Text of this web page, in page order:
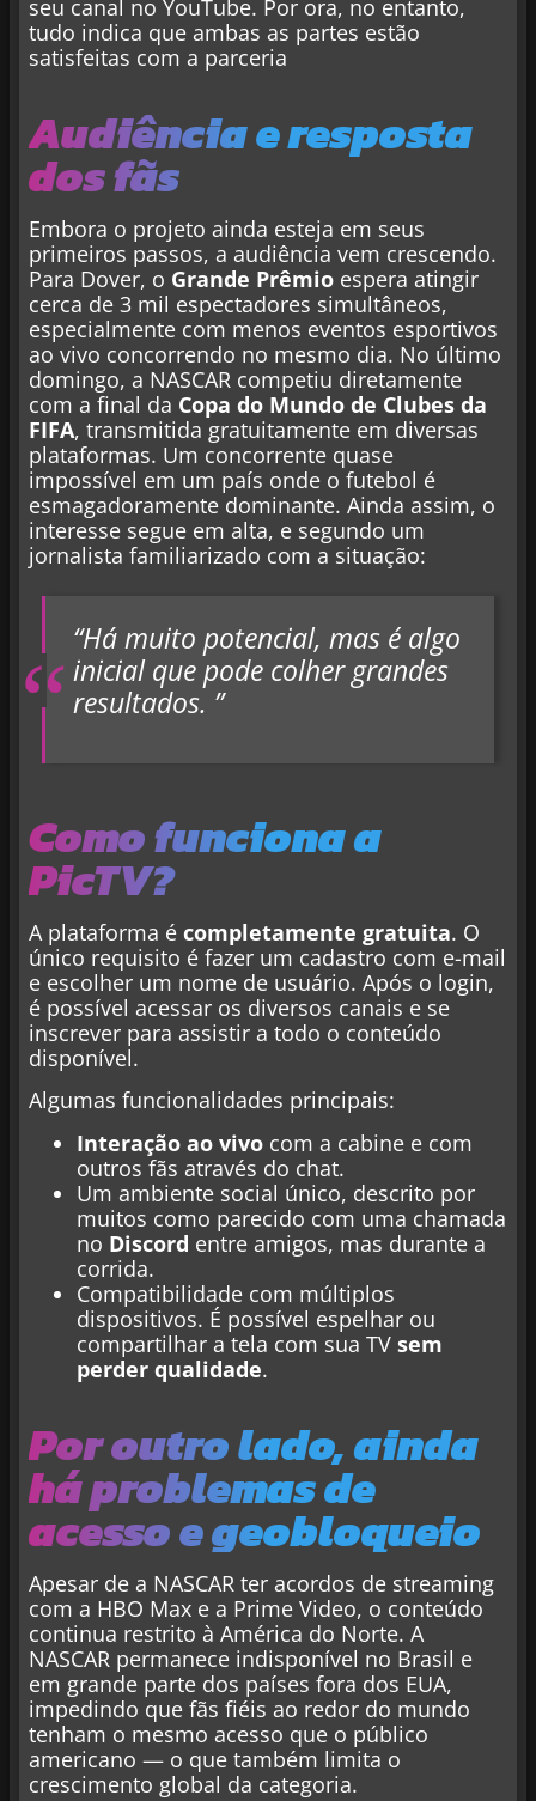
seu canal no YouTube. Por ora, no entanto,
tudo indica que ambas as partes estão
satisfeitas com a parceria
Audiência e resposta
dos fãs
Embora o projeto ainda esteja em seus
primeiros passos, a audiência vem crescendo.
Para Dover, o Grande Prêmio espera atingir
cerca de 3 mil espectadores simultâneos,
especialmente com menos eventos esportivos
ao vivo concorrendo no mesmo dia. No último
domingo, a NASCAR competiu diretamente
com a final da Copa do Mundo de Clubes da
FIFA, transmitida gratuitamente em diversas
plataformas. Um concorrente quase
impossível em um país onde o futebol é
esmagadoramente dominante. Ainda assim, o
interesse segue em alta, e segundo um
jornalista familiarizado com a situação:
“Há muito potencial, mas é algo
inicial que pode colher grandes
resultados. ”
Como funciona a
PicTV?
A plataforma é completamente gratuita. O
único requisito é fazer um cadastro com e-mail
e escolher um nome de usuário. Após o login,
é possível acessar os diversos canais e se
inscrever para assistir a todo o conteúdo
disponível.
Algumas funcionalidades principais:
Interação ao vivo com a cabine e com
outros fãs através do chat.
Um ambiente social único, descrito por
muitos como parecido com uma chamada
no Discord entre amigos, mas durante a
corrida.
Compatibilidade com múltiplos
dispositivos. É possível espelhar ou
compartilhar a tela com sua TV sem
perder qualidade.
Por outro lado, ainda
há problemas de
acesso e geobloqueio
Apesar de a NASCAR ter acordos de streaming
com a HBO Max e a Prime Video, o conteúdo
continua restrito à América do Norte. A
NASCAR permanece indisponível no Brasil e
em grande parte dos países fora dos EUA,
impedindo que fãs fiéis ao redor do mundo
tenham o mesmo acesso que o público
americano — o que também limita o
crescimento global da categoria.